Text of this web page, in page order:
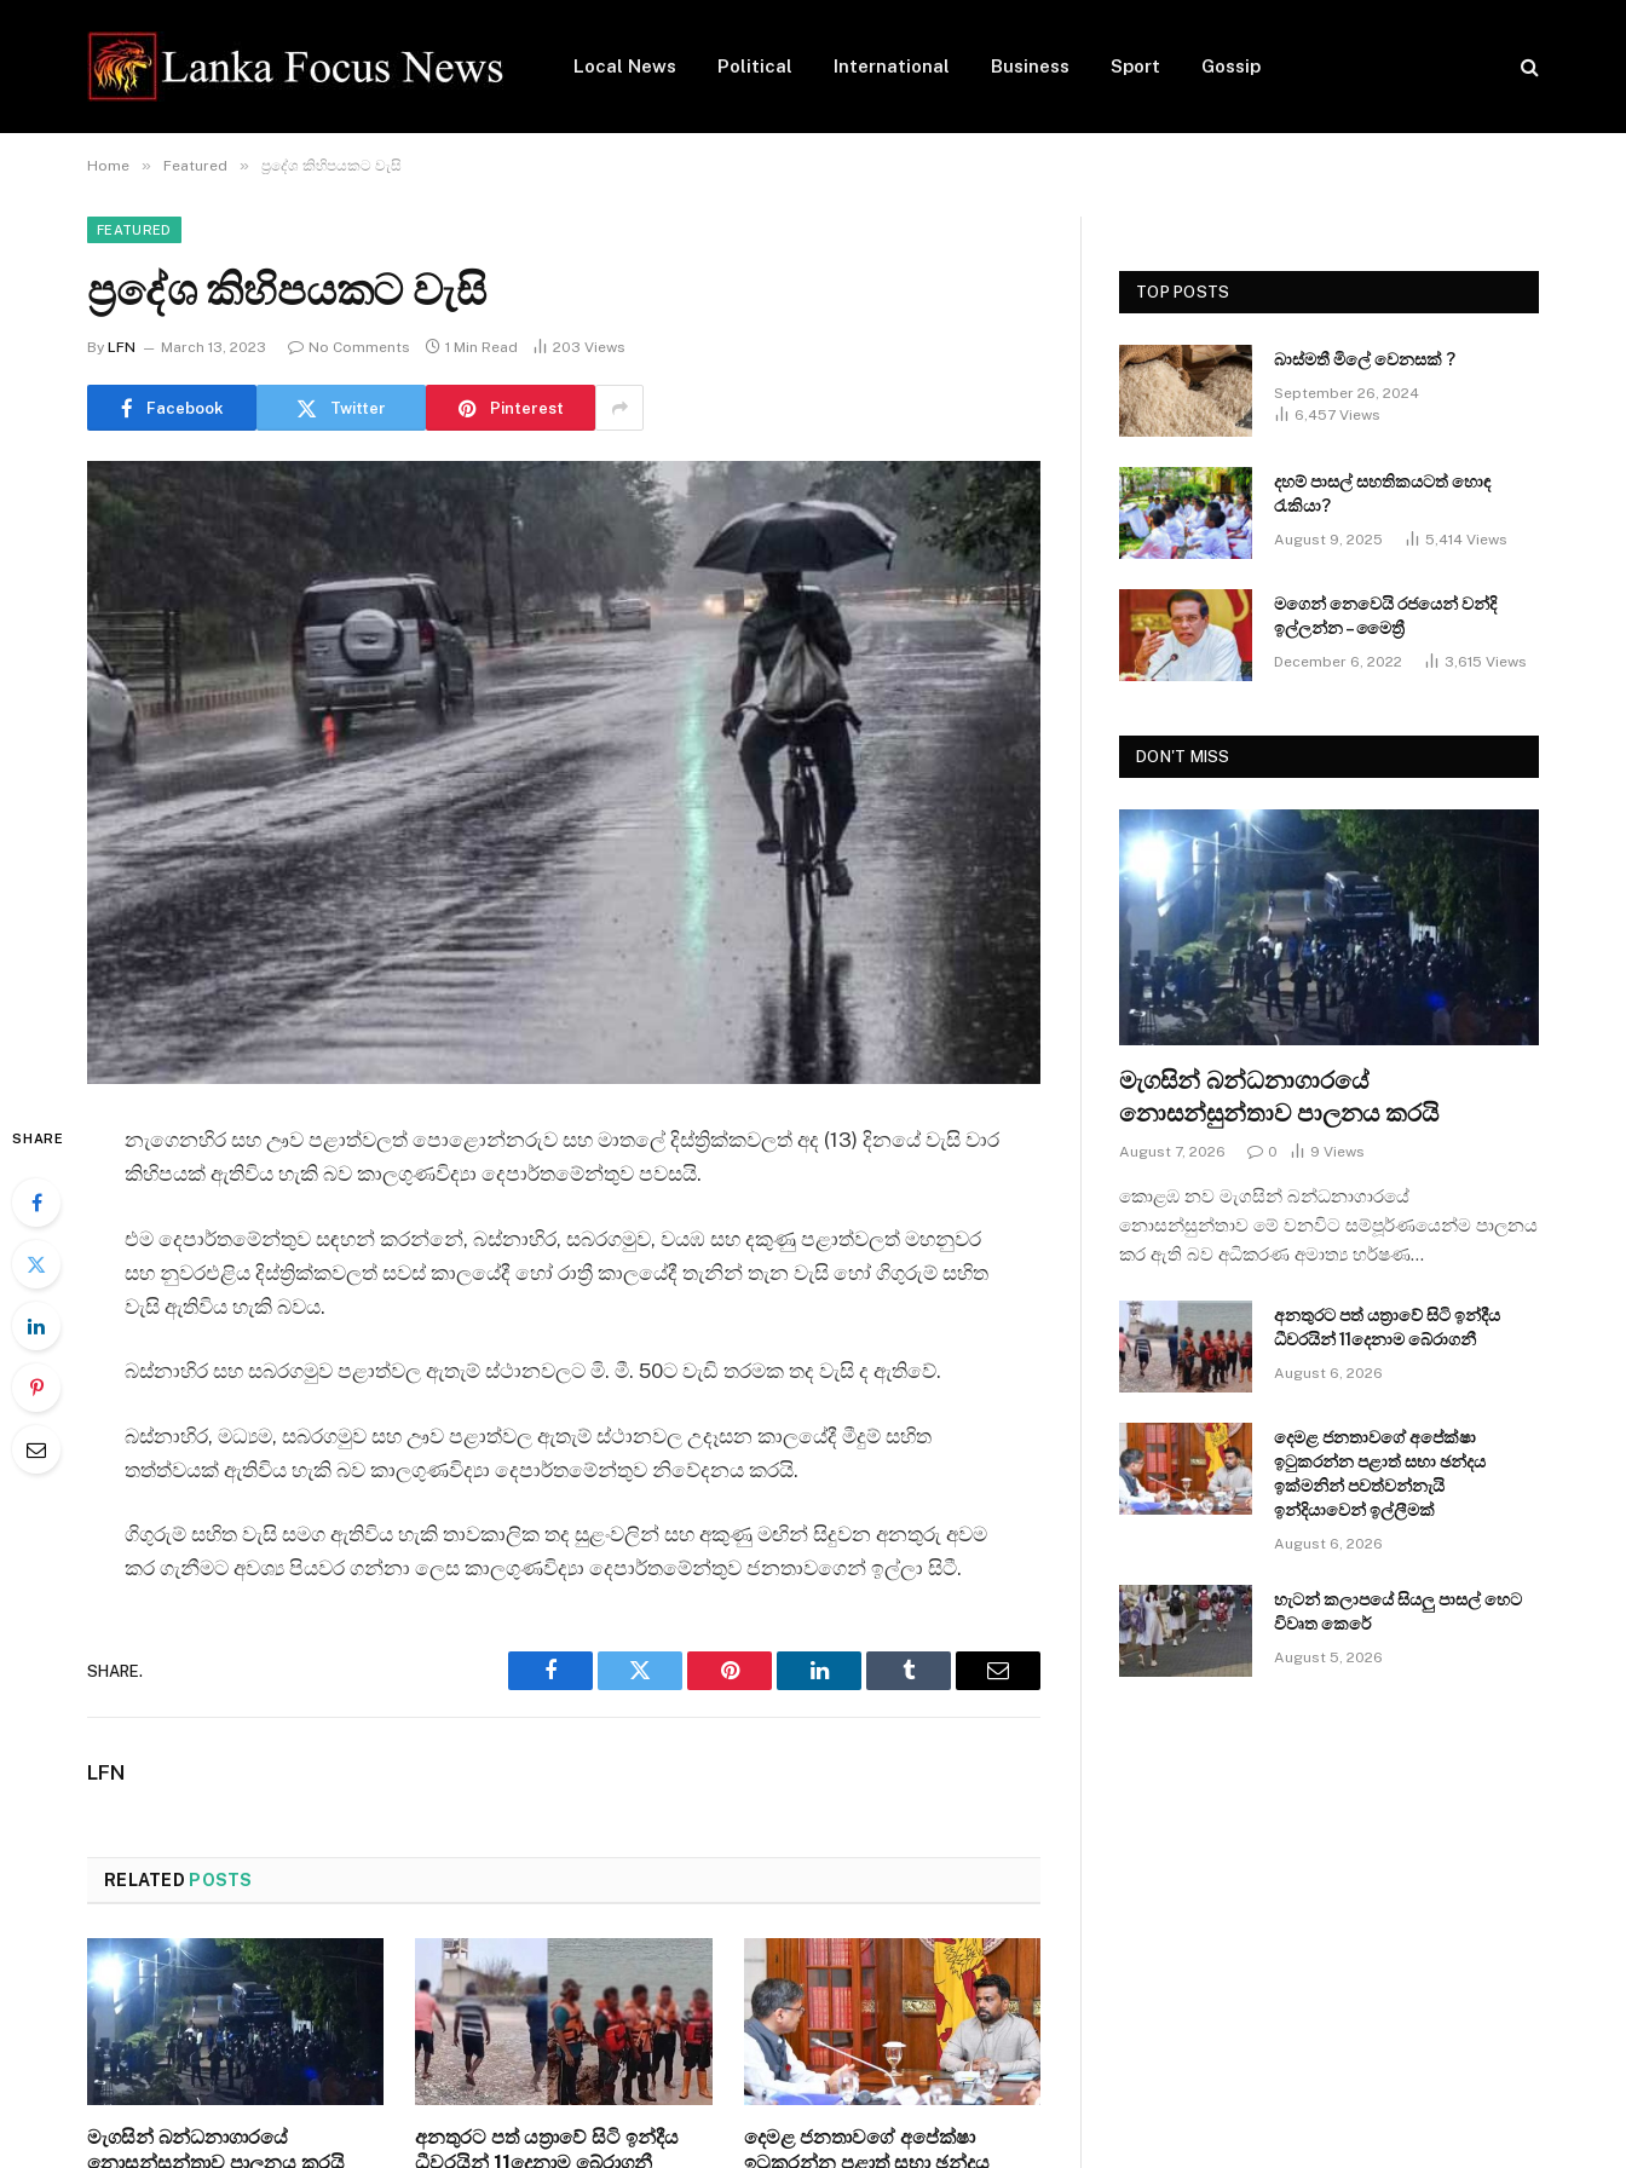
Local News Political International Business Sport Gossip
Home » Featured » ප්‍රදේශ කිහිපයකට වැසි
FEATURED
ප්‍රදේශ කිහිපයකට වැසි
By LFN March 13, 2023 No Comments 1 Min Read 203 Views
Facebook Twitter Pinterest
SHARE
නැගෙනහිර සහ ඌව පළාත්වලත් පොළොන්නරුව සහ මාතලේ දිස්ත්‍රික්කවලත් අද (13) දිනයේ වැසි වාර
කිහිපයක් ඇතිවිය හැකි බව කාලගුණවිද්‍යා දෙපාර්තමේන්තුව පවසයි.
එම දෙපාර්තමේන්තුව සඳහන් කරන්නේ, බස්නාහිර, සබරගමුව, වයඹ සහ දකුණු පළාත්වලත් මහනුවර
සහ නුවරඑළිය දිස්ත්‍රික්කවලත් සවස් කාලයේදී හෝ රාත්‍රී කාලයේදී තැනින් තැන වැසි හෝ ගිගුරුම් සහිත
වැසි ඇතිවිය හැකි බවය.
බස්නාහිර සහ සබරගමුව පළාත්වල ඇතැම් ස්ථානවලට මි. මී. 50ට වැඩි තරමක තද වැසි ද ඇතිවේ.
බස්නාහිර, මධ්‍යම, සබරගමුව සහ ඌව පළාත්වල ඇතැම් ස්ථානවල උදෑසන කාලයේදී මීදුම් සහිත
තත්ත්වයක් ඇතිවිය හැකි බව කාලගුණවිද්‍යා දෙපාර්තමේන්තුව නිවේදනය කරයි.
ගිගුරුම් සහිත වැසි සමග ඇතිවිය හැකි තාවකාලික තද සුළංවලින් සහ අකුණු මඟින් සිදුවන අනතුරු අවම
කර ගැනීමට අවශ්‍ය පියවර ගන්නා ලෙස කාලගුණවිද්‍යා දෙපාර්තමේන්තුව ජනතාවගෙන් ඉල්ලා සිටී.
SHARE.
Facebook Twitter Pinterest LinkedIn Tumblr Email
LFN
RELATED POSTS
මැගසින් බන්ධනාගාරයේ
නොසන්සුන්තාව පාලනය කරයි
අනතුරට පත් යත්‍රාවේ සිටි ඉන්දීය
ධීවරයින් 11දෙනාම බේරාගනී
දෙමළ ජනතාවගේ අපේක්ෂා
ඉටුකරන්න පළාත් සභා ඡන්දය
TOP POSTS
බාස්මතී මිලේ වෙනසක් ?
September 26, 2024
6,457 Views
දහම් පාසල් සහතිකයටත් හොඳ
රැකියා?
August 9, 2025 5,414 Views
මගෙන් නෙවෙයි රජයෙන් වන්දි
ඉල්ලන්න – මෛත්‍රී
December 6, 2022 3,615 Views
DON'T MISS
මැගසින් බන්ධනාගාරයේ
නොසන්සුන්තාව පාලනය කරයි
August 7, 2026 0 9 Views
කොළඹ නව මැගසින් බන්ධනාගාරයේ
නොසන්සුන්තාව මේ වනවිට සම්පූර්ණයෙන්ම පාලනය
කර ඇති බව අධිකරණ අමාත්‍ය හර්ෂණ…
අනතුරට පත් යත්‍රාවේ සිටි ඉන්දීය
ධීවරයින් 11දෙනාම බේරාගනී
August 6, 2026
දෙමළ ජනතාවගේ අපේක්ෂා
ඉටුකරන්න පළාත් සභා ඡන්දය
ඉක්මනින් පවත්වන්නැයි
ඉන්දියාවෙන් ඉල්ලීමක්
August 6, 2026
හැටන් කලාපයේ සියලු පාසල් හෙට
විවෘත කෙරේ
August 5, 2026